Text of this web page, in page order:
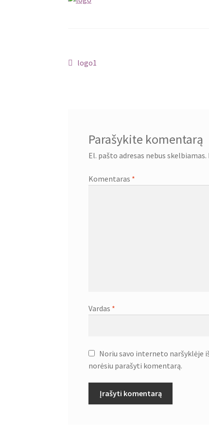
Navigacija
Ankstenis
logo1
Parašykite komentarą
El. pašto adresas nebus skelbiamas.
Komentaras *
Vardas *
Noriu savo interneto naršyklėje
norėsiu parašyti komentarą.